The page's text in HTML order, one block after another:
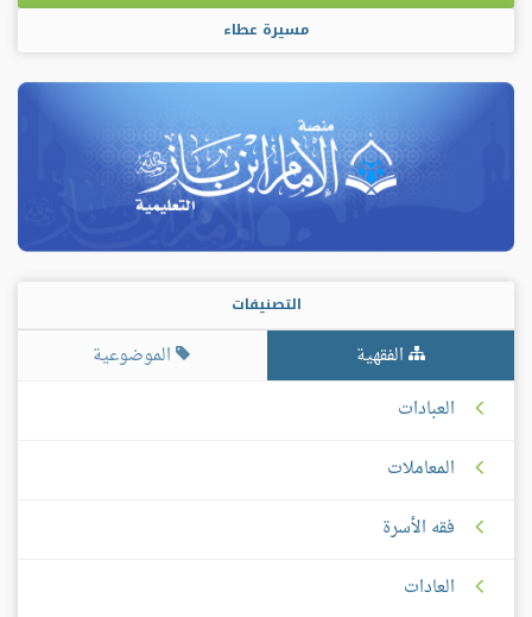
مسيرة عطاء
التصنيفات
الفقهية
الموضوعية
العبادات
المعاملات
فقه الأسرة
العادات